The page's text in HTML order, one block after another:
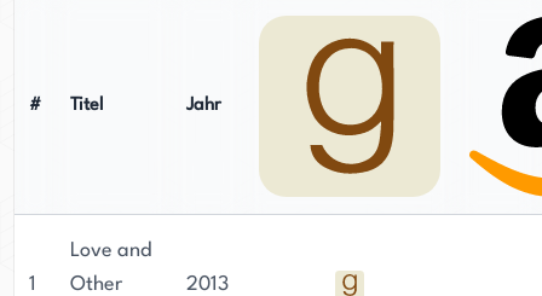
# Titel Jahr
1
Love and
Other
2013